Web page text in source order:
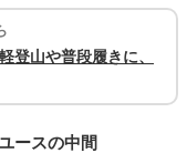
登山や普段履きに、
ースの中間